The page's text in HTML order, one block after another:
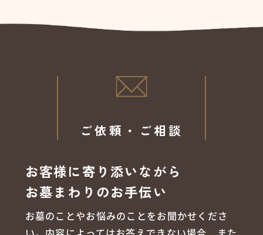
ご依頼・ご相談
お客様に寄り添いながら
お墓まわりのお手伝い
お墓のことやお悩みのことをお聞かせくださ